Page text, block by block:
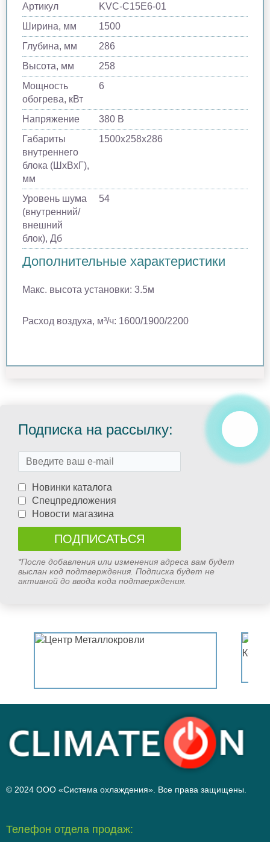
Артикул
KVС-C15E6-01
Ширина, мм
1500
Глубина, мм
286
Высота, мм
258
Мощность
обогрева, кВт
6
Напряжение
380 В
Габариты
внутреннего
блока (ШхВхГ),
мм
1500х258х286
Уровень шума
(внутренний/
внешний
блок), Дб
54
Дополнительные характеристики
Макс. высота установки: 3.5м
Расход воздуха, м³/ч: 1600/1900/2200
Подписка на рассылку:
Новинки каталога
Спецпредложения
Новости магазина
*После добавления или изменения адреса вам будет
выслан код подтверждения. Подписка будет не
активной до ввода кода подтверждения.
© 2024 ООО «Система охлаждения». Все права защищены.
Телефон отдела продаж: